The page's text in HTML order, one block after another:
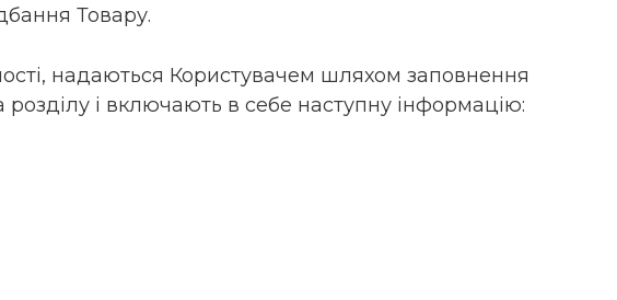
Товару.
надаються Користувачем шляхом заповнення
і включають в себе наступну інформацію: